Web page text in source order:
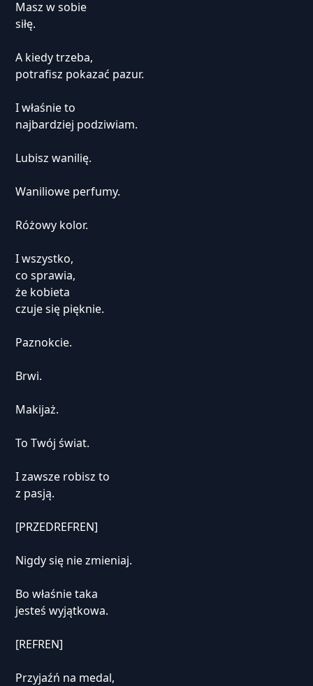
Masz w sobie
siłę.
A kiedy trzeba,
potrafisz pokazać pazur.
I właśnie to
najbardziej podziwiam.
Lubisz wanilię.
Waniliowe perfumy.
Różowy kolor.
I wszystko,
co sprawia,
że kobieta
czuje się pięknie.
Paznokcie.
Brwi.
Makijaż.
To Twój świat.
I zawsze robisz to
z pasją.
[PRZEDREFREN]
Nigdy się nie zmieniaj.
Bo właśnie taka
jesteś wyjątkowa.
[REFREN]
Przyjaźń na medal,